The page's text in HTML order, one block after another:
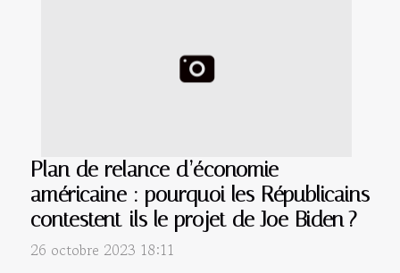
Plan de relance d’économie
américaine : pourquoi les Républicains
contestent-ils le projet de Joe Biden ?
26 octobre 2023 18:11